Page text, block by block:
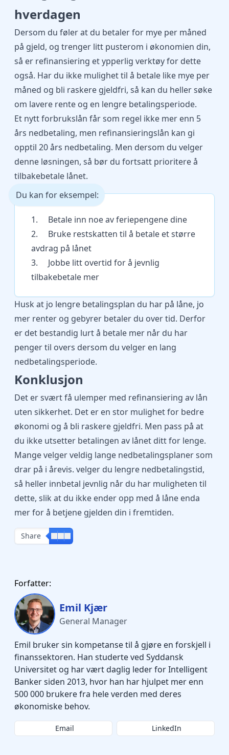
hverdagen
Dersom du føler at du betaler for mye per måned
på gjeld, og trenger litt pusterom i økonomien din,
så er refinansiering et ypperlig verktøy for dette
også. Har du ikke mulighet til å betale like mye per
måned og bli raskere gjeldfri, så kan du heller søke
om lavere rente og en lengre betalingsperiode.
Et nytt forbrukslån får som regel ikke mer enn 5
års nedbetaling, men refinansieringslån kan gi
opptil 20 års nedbetaling. Men dersom du velger
denne løsningen, så bør du fortsatt prioritere å
tilbakebetale lånet.
Du kan for eksempel:
1. Betale inn noe av feriepengene dine
2. Bruke restskatten til å betale et større
avdrag på lånet
3. Jobbe litt overtid for å jevnlig
tilbakebetale mer
Husk at jo lengre betalingsplan du har på låne, jo
mer renter og gebyrer betaler du over tid. Derfor
er det bestandig lurt å betale mer når du har
penger til overs dersom du velger en lang
nedbetalingsperiode.
Konklusjon
Det er svært få ulemper med refinansiering av lån
uten sikkerhet. Det er en stor mulighet for bedre
økonomi og å bli raskere gjeldfri. Men pass på at
du ikke utsetter betalingen av lånet ditt for lenge.
Mange velger veldig lange nedbetalingsplaner som
drar på i årevis. velger du lengre nedbetalingstid,
så heller innbetal jevnlig når du har muligheten til
dette, slik at du ikke ender opp med å låne enda
mer for å betjene gjelden din i fremtiden.
Share
Forfatter:
Emil Kjær
General Manager
Emil bruker sin kompetanse til å gjøre en forskjell i
finanssektoren. Han studerte ved Syddansk
Universitet og har vært daglig leder for Intelligent
Banker siden 2013, hvor han har hjulpet mer enn
500 000 brukere fra hele verden med deres
økonomiske behov.
Email LinkedIn